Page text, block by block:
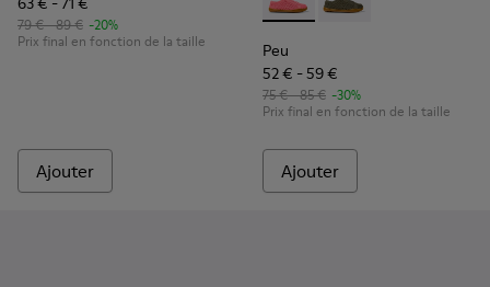
79 € - 89 € -20%
Prix final en fonction de la taille
Ajouter
Peu - K800690-002 -
Peu - K800690-003
Peu
52 € - 59 €
75 € - 85 € -30%
Prix final en fonction de la taille
Ajouter